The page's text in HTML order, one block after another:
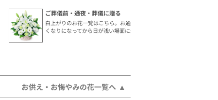
ご葬儀前・通夜・葬儀に贈る
白上がりのお花一覧はこちら。お通夜やご葬儀など、お亡
くなりになってから日が浅い場面に最適です。
お供え・お悔やみの花一覧へ